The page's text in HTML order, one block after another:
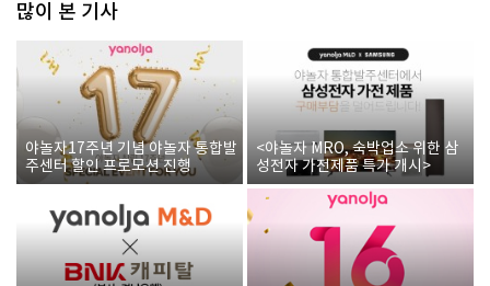
많이 본 기사
야놀자17주년 기념 야놀자 통합발
주센터 할인 프로모션 진행
<야놀자 MRO, 숙박업소 위한 삼
성전자 가전제품 특가 개시>